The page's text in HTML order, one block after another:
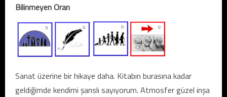
Bilinmeyen Oran
Sanat üzerine bir hikaye daha. Kitabın burasına kadar
geldiğimde kendimi şanslı sayıyorum. Atmosfer güzel inşa